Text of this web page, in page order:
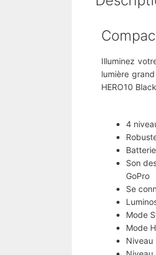
Illuminez
lumière
HERO10
4
Son
GoPro
Se
Mode
Mode
Niveau